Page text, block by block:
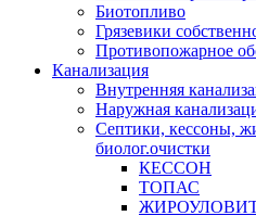
Биотопливо
Грязевики
Противопожарное
Канализация
Внутренняя
Наружная
Септики, кессоны,
биолог.очистки
КЕССОН
ТОПАС